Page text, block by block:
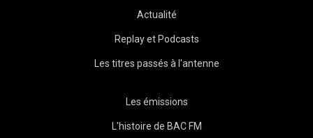
Actualité
Replay et Podcasts
Les titres passés à l'antenne
Les émissions
L'histoire de BAC FM